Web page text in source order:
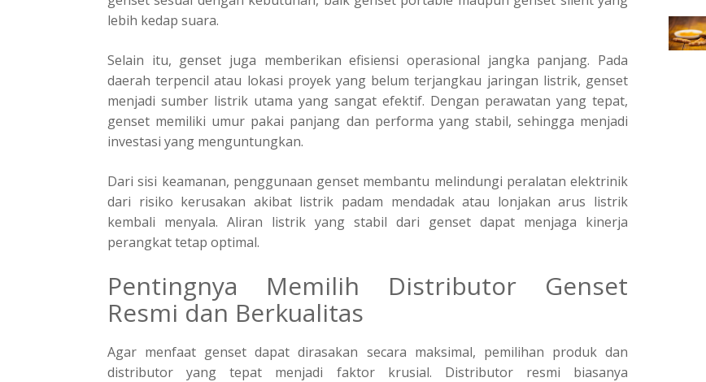
lebih kedap suara.
Selain itu, genset juga memberikan efisiensi operasional jangka panjang. Pada
daerah terpencil atau lokasi proyek yang belum terjangkau jaringan listrik, genset
menjadi sumber listrik utama yang sangat efektif. Dengan perawatan yang tepat,
genset memiliki umur pakai panjang dan performa yang stabil, sehingga menjadi
investasi yang menguntungkan.
Dari sisi keamanan, penggunaan genset membantu melindungi peralatan elektrinik
dari risiko kerusakan akibat listrik padam mendadak atau lonjakan arus listrik
kembali menyala. Aliran listrik yang stabil dari genset dapat menjaga kinerja
perangkat tetap optimal.
Pentingnya Memilih Distributor Genset
Resmi dan Berkualitas
Agar menfaat genset dapat dirasakan secara maksimal, pemilihan produk dan
distributor yang tepat menjadi faktor krusial. Distributor resmi biasanya